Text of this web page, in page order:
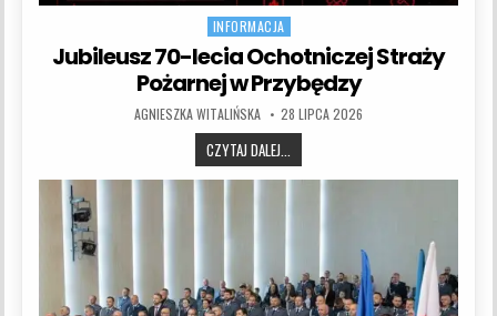
INFORMACJA
Jubileusz 70-lecia Ochotniczej Straży
Pożarnej w Przybędzy
AUTHOR:
AGNIESZKA WITALIŃSKA PUBLISHED DATE:
28 LIPCA 2026
CZYTAJ DALEJ...